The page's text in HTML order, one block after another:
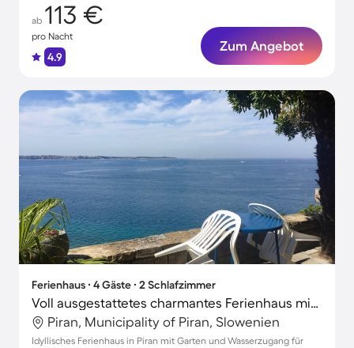
ab 113 €
pro Nacht
4.9
Zum Angebot
Ferienhaus ∙ 4 Gäste ∙ 2 Schlafzimmer
Voll ausgestattetes charmantes Ferienhaus mit Garten und Terrasse | Perfekt für die Arbeit von Zuhause | Hunde erlaubt
Piran, Municipality of Piran, Slowenien
Idyllisches Ferienhaus in Piran mit Garten und Wasserzugang für